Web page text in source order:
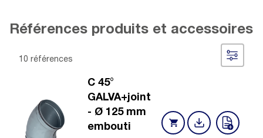
Références produits et accessoires
10 références
C 45°
GALVA+joint
- Ø 125 mm
embouti